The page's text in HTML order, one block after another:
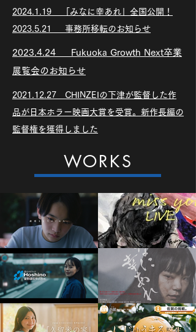
2024.1.19 「みなに幸あれ」全国公開！
2023.5.21 事務所移転のお知らせ
2023.4.24 Fukuoka Growth Next卒業
展覧会のお知らせ
2021.12.27 CHINZEIの下津が監督した作
品が日本ホラー映画大賞を受賞。新作長編の
監督権を獲得しました
WORKS